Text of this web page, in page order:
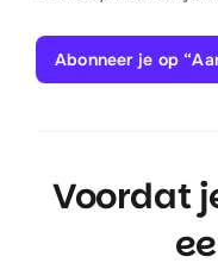
Abonneer je op
Voordat